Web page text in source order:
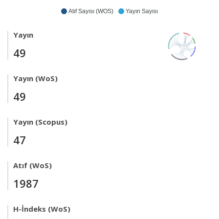
Atıf Sayısı (WOS) Yayın Sayısı
Yayın
49
Yayın (WoS)
49
Yayın (Scopus)
47
Atıf (WoS)
1987
H-İndeks (WoS)